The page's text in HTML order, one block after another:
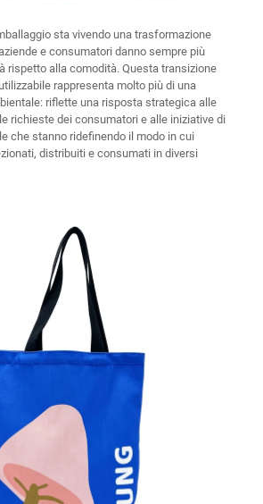
sta vivendo una trasformazione
e consumatori danno sempre più
rispetto alla comodità. Questa transizione
rappresenta molto più di una
riflette una risposta strategica alle
richieste dei consumatori e alle iniziative di
che stanno ridefinendo il modo in cui
distribuiti e consumati in diversi